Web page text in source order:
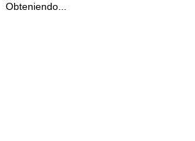
Obteniendo...